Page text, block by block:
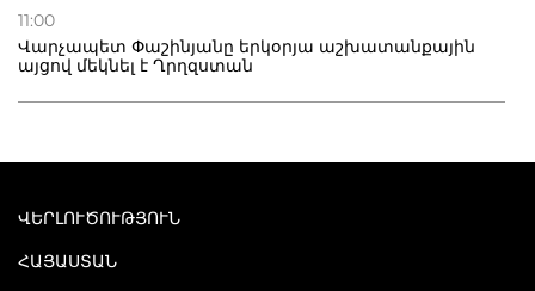
11:00
Վարչապետ Փաշինյանը երկօրյա աշխատանքային
այցով մեկնել է Ղրղզստան
ՎԵՐԼՈՒԾՈՒԹՅՈՒՆ
ՀԱՅԱՍՏԱՆ